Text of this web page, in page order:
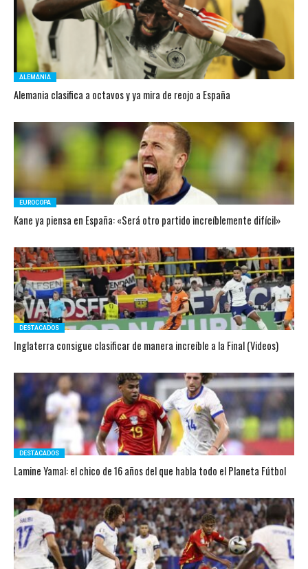
ALEMANIA
Alemania clasifica a octavos y ya mira de reojo a España
EUROCOPA
Kane ya piensa en España: «Será otro partido increíblemente difícil»
DESTACADOS
Inglaterra consigue clasificar de manera increíble a la Final (Videos)
DESTACADOS
Lamine Yamal: el chico de 16 años del que habla todo el Planeta Fútbol